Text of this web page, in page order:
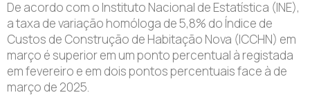
De acordo com o Instituto Nacional de Estatística (INE),
a taxa de variação homóloga de 5,8% do Índice de
Custos de Construção de Habitação Nova (ICCHN) em
março é superior em um ponto percentual à registada
em fevereiro e em dois pontos percentuais face à de
março de 2025.